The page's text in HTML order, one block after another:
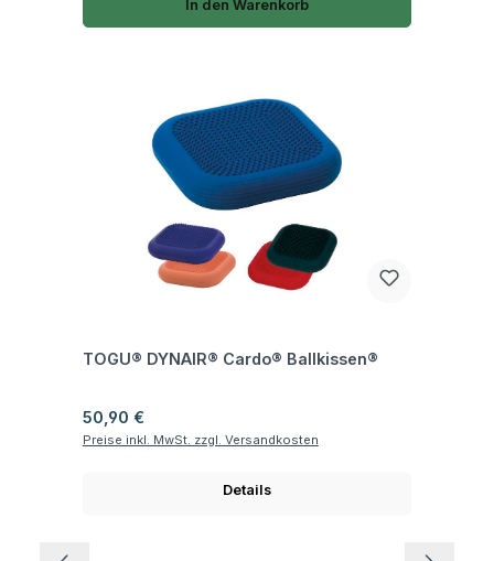
In den Warenkorb
TOGU® DYNAIR® Cardo® Ballkissen®
Regulärer Preis:
50,90 €
Preise inkl. MwSt. zzgl. Versandkosten
Details